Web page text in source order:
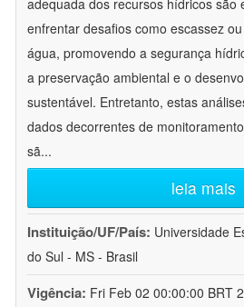
adequada dos recursos hídricos são
enfrentar desafios como escassez
água, promovendo a segurança
a preservação ambiental e o
sustentável. Entretanto, estas
dados decorrentes de
sã...
leia mais
Instituição/UF/País: Universidade
do Sul - MS - Brasil
Vigência: Fri Feb 02 00:00:00 BRT